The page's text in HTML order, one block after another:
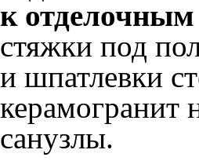
к
стяжки под
и шпатлевки
керамогранит
санузлы.